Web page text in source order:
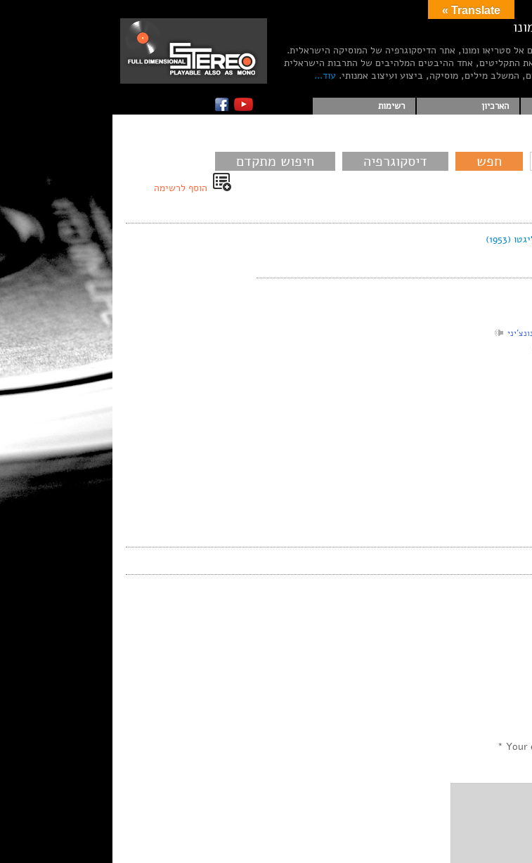
אל סטריאו ומונו, אתר הדיסקוגרפיה של המוסיקה הישראלית.
התקליטים, אחד ההיבטים המלהיבים של התרבות הישראלית
המשלב מילים, מוסיקה, ביצוע ועיצוב אמנותי. עוד...
הארכיון רשימות
דיסקוגרפיה חיפוש מתקדם
הוסף לרשימה
Your
*
Translate »